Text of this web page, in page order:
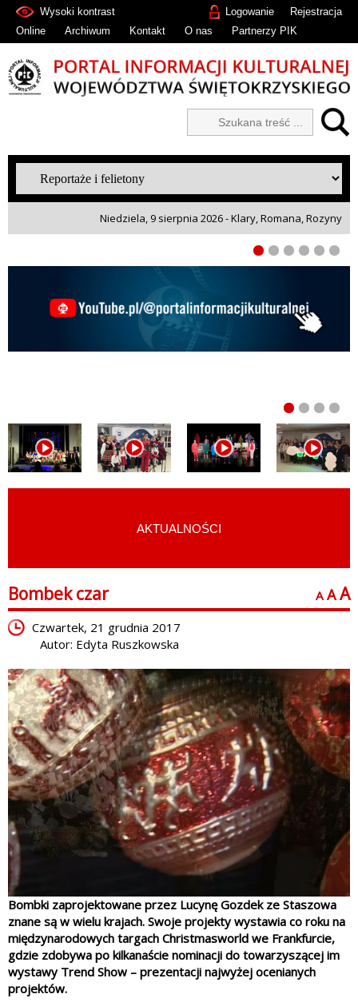
Rejestracja
Logowanie
Wysoki kontrast
Online
Archiwum Kontakt O nas Partnerzy PIK
Niedziela, 9 sierpnia 2026 - Klary, Romana, Rozyny
AKTUALNOŚCI
Bombek czar A A A
Czwartek, 21 grudnia 2017
Autor: Edyta Ruszkowska
Bombki zaprojektowane przez Lucynę Gozdek ze Staszowa
znane są w wielu krajach. Swoje projekty wystawia co roku na
międzynarodowych targach Christmasworld we Frankfurcie,
gdzie zdobywa po kilkanaście nominacji do towarzyszącej im
wystawy Trend Show – prezentacji najwyżej ocenianych
projektów.